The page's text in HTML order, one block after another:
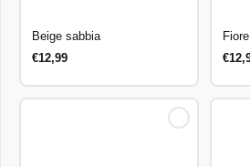
Beige sabbia
€12,99